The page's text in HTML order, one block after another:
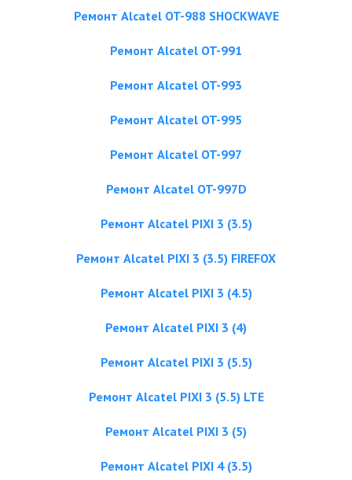
Ремонт Alcatel OT-988 SHOCKWAVE
Ремонт Alcatel OT-991
Ремонт Alcatel OT-993
Ремонт Alcatel OT-995
Ремонт Alcatel OT-997
Ремонт Alcatel OT-997D
Ремонт Alcatel PIXI 3 (3.5)
Ремонт Alcatel PIXI 3 (3.5) FIREFOX
Ремонт Alcatel PIXI 3 (4.5)
Ремонт Alcatel PIXI 3 (4)
Ремонт Alcatel PIXI 3 (5.5)
Ремонт Alcatel PIXI 3 (5.5) LTE
Ремонт Alcatel PIXI 3 (5)
Ремонт Alcatel PIXI 4 (3.5)